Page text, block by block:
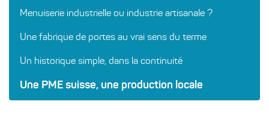
Menuiserie industrielle ou industrie artisanale ?
Une fabrique de portes au vrai sens du terme
Un historique simple, dans la continuité
Une PME suisse, une production locale